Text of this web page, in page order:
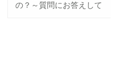
の？～質問にお答えして